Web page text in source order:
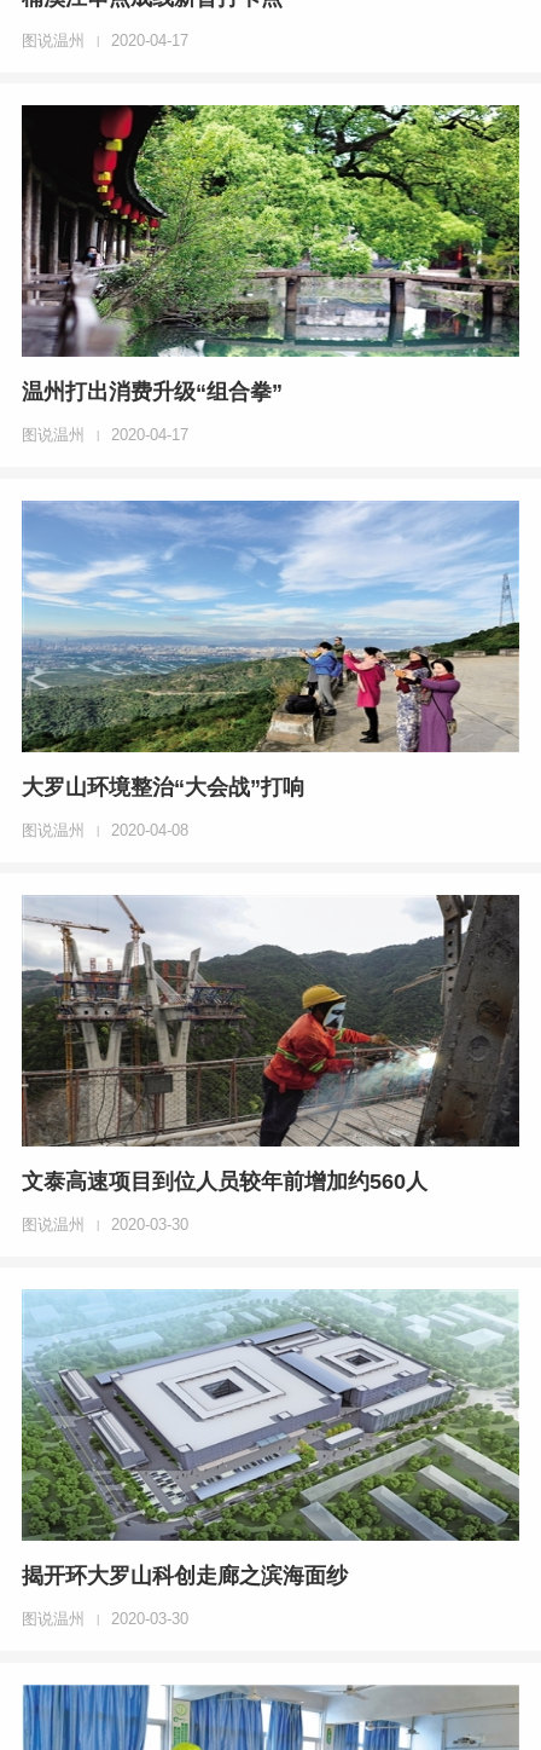
图说温州 2020-04-17
温州打出消费升级“组合拳”
图说温州 2020-04-17
大罗山环境整治“大会战”打响
图说温州 2020-04-08
文泰高速项目到位人员较年前增加约560人
图说温州 2020-03-30
揭开环大罗山科创走廊之滨海面纱
图说温州 2020-03-30